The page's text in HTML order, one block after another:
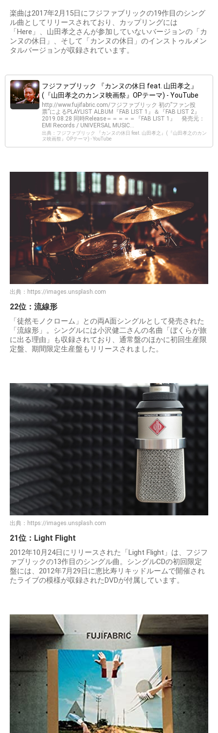
楽曲は2017年2月15日にフジファブリックの19作目のシング
ル曲としてリリースされており、カップリングには
「Here」、山田孝之さんが参加していないバージョンの「カ
ンヌの休日」、そして「カンヌの休日」のインストゥルメン
タルバージョンが収録されています。
フジファブリック 『カンヌの休日 feat. 山田孝之』
(『山田孝之のカンヌ映画祭』OPテーマ) - YouTube
http://www.fujifabric.com/フジファブリック 初の”ファン投
票”によるPLAYLIST ALBUM『FAB LIST 1』＆『FAB LIST 2』
2019.08.28 同時Release＝＝＝＝＝『FAB LIST 1』 発売元：
EMI Records / UNIVERSAL MUSIC...
出典：フジファブリック 『カンヌの休日 feat. 山田孝之』(『山田孝之のカン
ヌ映画祭』OPテーマ) - YouTube
出典： https://images.unsplash.com
22位：流線形
「徒然モノクローム」との両A面シングルとして発売された
「流線形」。シングルには小沢健二さんの名曲「ぼくらが旅
に出る理由」も収録されており、通常盤のほかに初回生産限
定盤、期間限定生産盤もリリースされました。
出典： https://images.unsplash.com
21位：Light Flight
2012年10月24日にリリースされた「Light Flight」は、フジフ
ァブリックの13作目のシングル曲。シングルCDの初回限定
盤には、2012年7月29日に恵比寿リキッドルームで開催され
たライブの模様が収録されたDVDが付属しています。